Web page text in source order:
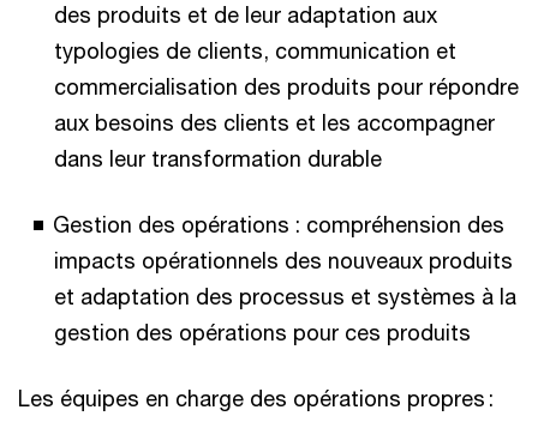
des produits et de leur adaptation aux
typologies de clients, communication et
commercialisation des produits pour répondre
aux besoins des clients et les accompagner
dans leur transformation durable
Gestion des opérations : compréhension des
impacts opérationnels des nouveaux produits
et adaptation des processus et systèmes à la
gestion des opérations pour ces produits
Les équipes en charge des opérations propres :